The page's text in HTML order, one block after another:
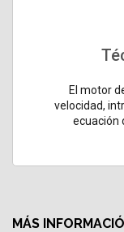
El motor
velocidad,
ecuación
MÁS